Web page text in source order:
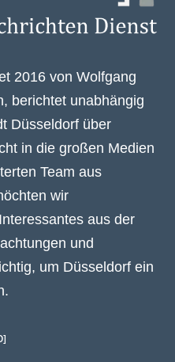
2016 von Wolfgang
berichtet unabhängig
Düsseldorf über
in die großen Medien
Team aus
wir
aus der
und
um Düsseldorf ein